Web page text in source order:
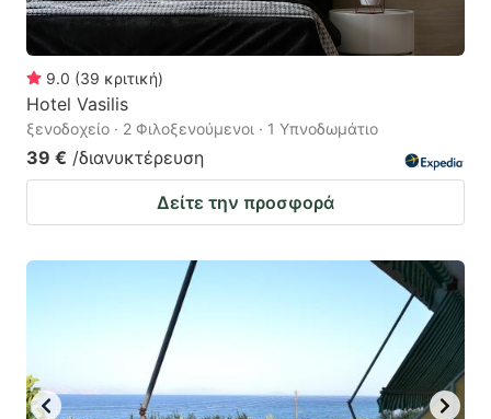
9.0 (39 κριτική)
Hotel Vasilis
ξενοδοχείο · 2 Φιλοξενούμενοι · 1 Υπνοδωμάτιο
39 € /διανυκτέρευση
Δείτε την προσφορά